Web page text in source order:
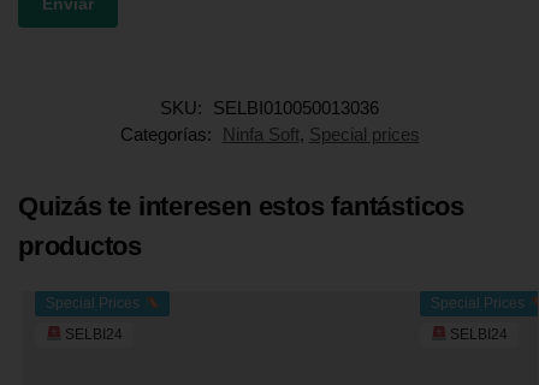
SKU:
SELBI010050013036
Categorías:
Ninfa Soft, Special prices
Quizás te interesen estos fantásticos
productos
Special Prices
SELBI24
Special Prices
SELBI24